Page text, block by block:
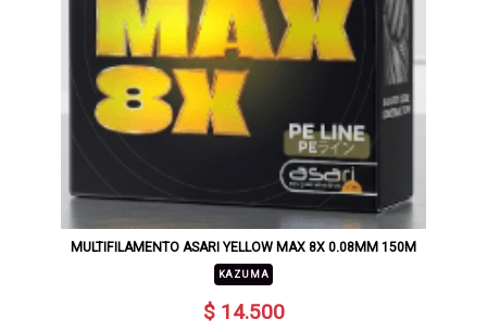
MULTIFILAMENTO ASARI YELLOW MAX 8X 0.08MM 150M
KAZUMA
$ 14.500